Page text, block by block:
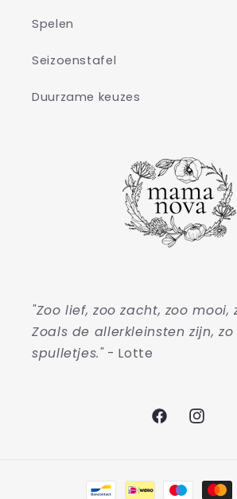
Spelen
Seizoenstafel
Duurzame keuzes
"Zoo lief, zoo zacht, zoo mooi,
Zoals de allerkleinsten zijn, zo
spulletjes."- Lotte
Facebook
Betaalmethoden